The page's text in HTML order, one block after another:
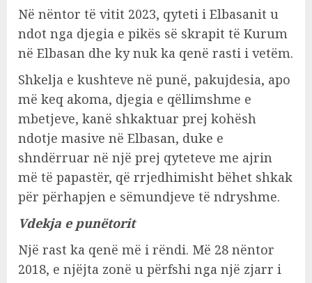
Në nëntor të vitit 2023, qyteti i Elbasanit u
ndot nga djegia e pikës së skrapit të Kurum
në Elbasan dhe ky nuk ka qenë rasti i vetëm.
Shkelja e kushteve në punë, pakujdesia, apo
më keq akoma, djegia e qëllimshme e
mbetjeve, kanë shkaktuar prej kohësh
ndotje masive në Elbasan, duke e
shndërruar në një prej qyteteve me ajrin
më të papastër, që rrjedhimisht bëhet shkak
për përhapjen e sëmundjeve të ndryshme.
Vdekja e punëtorit
Një rast ka qenë më i rëndi. Më 28 nëntor
2018, e njëjta zonë u përfshi nga një zjarr i